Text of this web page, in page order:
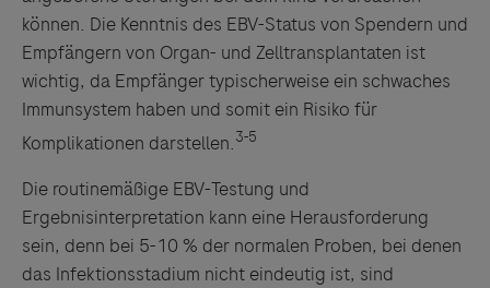
können. Die Kenntnis des EBV-Status von Spendern und
Empfängern von Organ- und Zelltransplantaten ist
wichtig, da Empfänger typischerweise ein schwaches
Immunsystem haben und somit ein Risiko für
Komplikationen darstellen.3-5
Die routinemäßige EBV-Testung und
Ergebnisinterpretation kann eine Herausforderung
sein, denn bei 5-10 % der normalen Proben, bei denen
das Infektionsstadium nicht eindeutig ist, sind